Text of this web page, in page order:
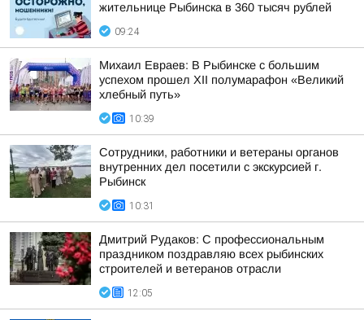
жительнице Рыбинска в 360 тысяч рублей
09:24
Михаил Евраев: В Рыбинске с большим
успехом прошел XII полумарафон «Великий
хлебный путь»
10:39
Сотрудники, работники и ветераны органов
внутренних дел посетили с экскурсией г.
Рыбинск
10:31
Дмитрий Рудаков: С профессиональным
праздником поздравляю всех рыбинских
строителей и ветеранов отрасли
12:05